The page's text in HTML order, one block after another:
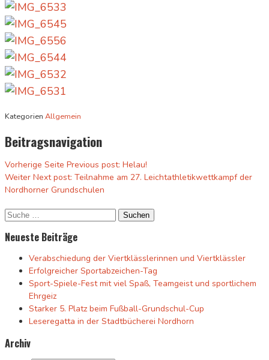
Kategorien Allgemein
Beitragsnavigation
Vorherige Seite Previous post: Helau!
Weiter Next post: Teilnahme am 27. Leichtathletikwettkampf der
Nordhorner Grundschulen
Neueste Beiträge
Verabschiedung der Viertklässlerinnen und Viertklässler
Erfolgreicher Sportabzeichen-Tag
Sport-Spiele-Fest mit viel Spaß, Teamgeist und sportlichem
Ehrgeiz
Starker 5. Platz beim Fußball-Grundschul-Cup
Leseregatta in der Stadtbücherei Nordhorn
Archiv